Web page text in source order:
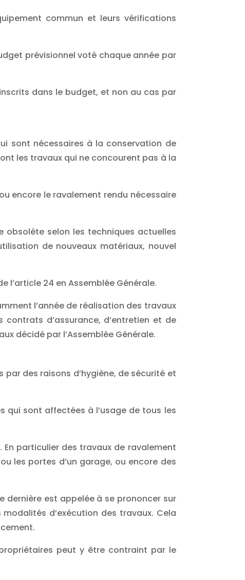
commun et leurs vérifications
prévisionnel voté chaque année par
dans le budget, et non au cas par
sont nécessaires à la conservation de
les travaux qui ne concourent pas à la
encore le ravalement rendu nécessaire
obsolète selon les techniques actuelles
de nouveaux matériaux, nouvel
l’article 24 en Assemblée Générale.
l’année de réalisation des travaux
d’assurance, d’entretien et de
décidé par l’Assemblée Générale.
des raisons d’hygiène, de sécurité et
qui sont affectées à l’usage de tous les
particulier des travaux de ravalement
les portes d’un garage, ou encore des
dernière est appelée à se prononcer sur
d’exécution des travaux. Cela
peut y être contraint par le